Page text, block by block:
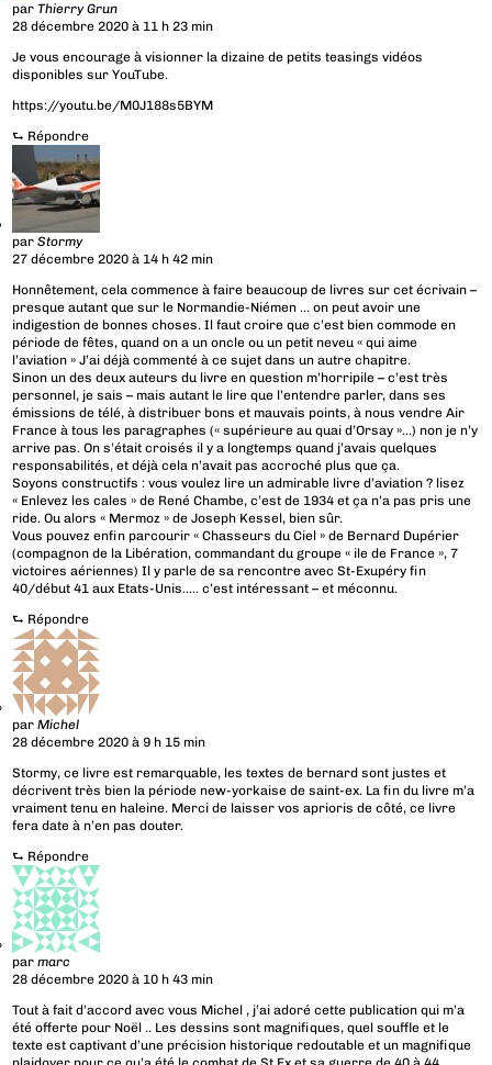
parThierry Grun
28 décembre 2020 à 11 h 23 min
Je vous encourage à visionner la dizaine de petits teasings vidéos
disponibles sur YouTube.
https://youtu.be/M0J188s5BYM
⮑ Répondre
parStormy
27 décembre 2020 à 14 h 42 min
Honnêtement, cela commence à faire beaucoup de livres sur cet écrivain –
presque autant que sur le Normandie-Niémen … on peut avoir une
indigestion de bonnes choses. Il faut croire que c’est bien commode en
période de fêtes, quand on a un oncle ou un petit neveu « qui aime
l’aviation » J’ai déjà commenté à ce sujet dans un autre chapitre.
Sinon un des deux auteurs du livre en question m’horripile – c’est très
personnel, je sais – mais autant le lire que l’entendre parler, dans ses
émissions de télé, à distribuer bons et mauvais points, à nous vendre Air
France à tous les paragraphes (« supérieure au quai d’Orsay »…) non je n’y
arrive pas. On s’était croisés il y a longtemps quand j’avais quelques
responsabilités, et déjà cela n’avait pas accroché plus que ça.
Soyons constructifs : vous voulez lire un admirable livre d’aviation ? lisez
« Enlevez les cales » de René Chambe, c’est de 1934 et ça n’a pas pris une
ride. Ou alors « Mermoz » de Joseph Kessel, bien sûr.
Vous pouvez enfin parcourir « Chasseurs du Ciel » de Bernard Dupérier
(compagnon de la Libération, commandant du groupe « ile de France », 7
victoires aériennes) Il y parle de sa rencontre avec St-Exupéry fin
40/début 41 aux Etats-Unis….. c’est intéressant – et méconnu.
⮑ Répondre
parMichel
28 décembre 2020 à 9 h 15 min
Stormy, ce livre est remarquable, les textes de bernard sont justes et
décrivent très bien la période new-yorkaise de saint-ex. La fin du livre m’a
vraiment tenu en haleine. Merci de laisser vos aprioris de côté, ce livre
fera date à n’en pas douter.
⮑ Répondre
parmarc
28 décembre 2020 à 10 h 43 min
Tout à fait d’accord avec vous Michel , j’ai adoré cette publication qui m’a
été offerte pour Noël .. Les dessins sont magnifiques, quel souffle et le
texte est captivant d’une précision historique redoutable et un magnifique